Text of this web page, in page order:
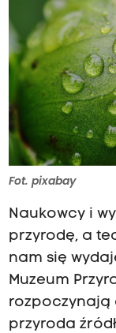
Fot. pixabay
Naukowcy i
przyrodę, a
nam się
Muzeum
rozpoczynają
przyroda